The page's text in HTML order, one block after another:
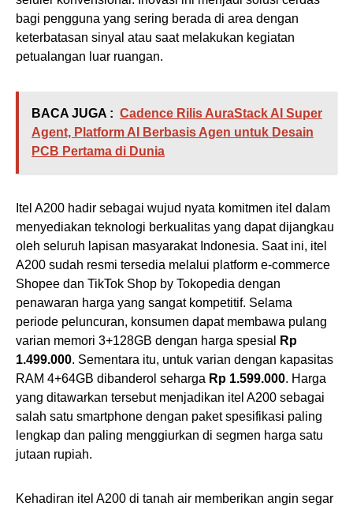
bagi pengguna yang sering berada di area dengan
keterbatasan sinyal atau saat melakukan kegiatan
petualangan luar ruangan.
BACA JUGA : Cadence Rilis AuraStack AI Super
Agent, Platform AI Berbasis Agen untuk Desain
PCB Pertama di Dunia
Itel A200 hadir sebagai wujud nyata komitmen itel dalam
menyediakan teknologi berkualitas yang dapat dijangkau
oleh seluruh lapisan masyarakat Indonesia. Saat ini, itel
A200 sudah resmi tersedia melalui platform e-commerce
Shopee dan TikTok Shop by Tokopedia dengan
penawaran harga yang sangat kompetitif. Selama
periode peluncuran, konsumen dapat membawa pulang
varian memori 3+128GB dengan harga spesial
Rp
1.499.000. Sementara itu, untuk varian dengan kapasitas
RAM 4+64GB dibanderol seharga Rp 1.599.000. Harga
yang ditawarkan tersebut menjadikan itel A200 sebagai
salah satu smartphone dengan paket spesifikasi paling
lengkap dan paling menggiurkan di segmen harga satu
jutaan rupiah.
Kehadiran itel A200 di tanah air memberikan angin segar